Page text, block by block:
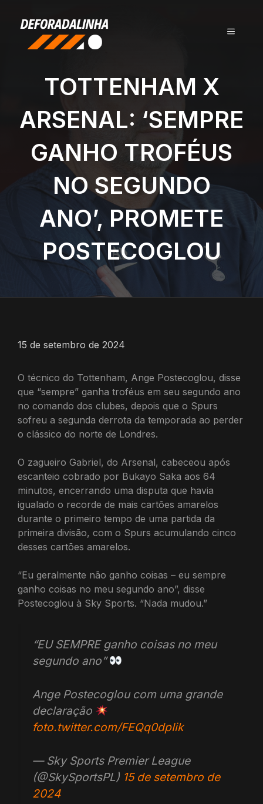
conteúdo
MENU
TOTTENHAM X
ARSENAL: ‘SEMPRE
GANHO TROFÉUS
NO SEGUNDO
ANO’, PROMETE
POSTECOGLOU
15 de setembro de 2024
O técnico do Tottenham, Ange Postecoglou, disse
que “sempre” ganha troféus em seu segundo ano
no comando dos clubes, depois que o Spurs
sofreu a segunda derrota da temporada ao perder
o clássico do norte de Londres.
O zagueiro Gabriel, do Arsenal, cabeceou após
escanteio cobrado por Bukayo Saka aos 64
minutos, encerrando uma disputa que havia
igualado o recorde de mais cartões amarelos
durante o primeiro tempo de uma partida da
primeira divisão, com o Spurs acumulando cinco
desses cartões amarelos.
“Eu geralmente não ganho coisas – eu sempre
ganho coisas no meu segundo ano”, disse
Postecoglou à Sky Sports. “Nada mudou.”
“EU SEMPRE ganho coisas no meu
segundo ano”
Ange Postecoglou com uma grande
declaração
foto.twitter.com/FEQq0dpIik
— Sky Sports Premier League
(@SkySportsPL) 15 de setembro de
2024